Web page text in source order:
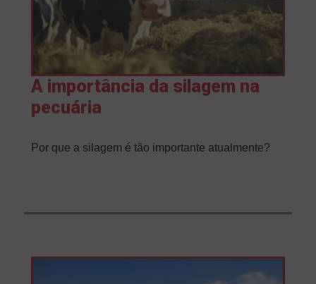
A importância da silagem na
pecuária
Por que a silagem é tão importante atualmente?